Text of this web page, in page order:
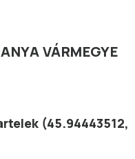
VÁRMEGYE
(45.94443512,